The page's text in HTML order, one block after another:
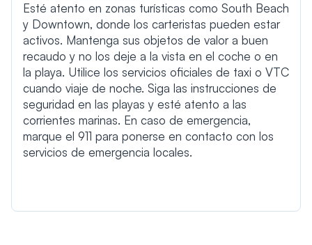
Esté atento en zonas turísticas como South Beach
y Downtown, donde los carteristas pueden estar
activos. Mantenga sus objetos de valor a buen
recaudo y no los deje a la vista en el coche o en
la playa. Utilice los servicios oficiales de taxi o VTC
cuando viaje de noche. Siga las instrucciones de
seguridad en las playas y esté atento a las
corrientes marinas. En caso de emergencia,
marque el 911 para ponerse en contacto con los
servicios de emergencia locales.